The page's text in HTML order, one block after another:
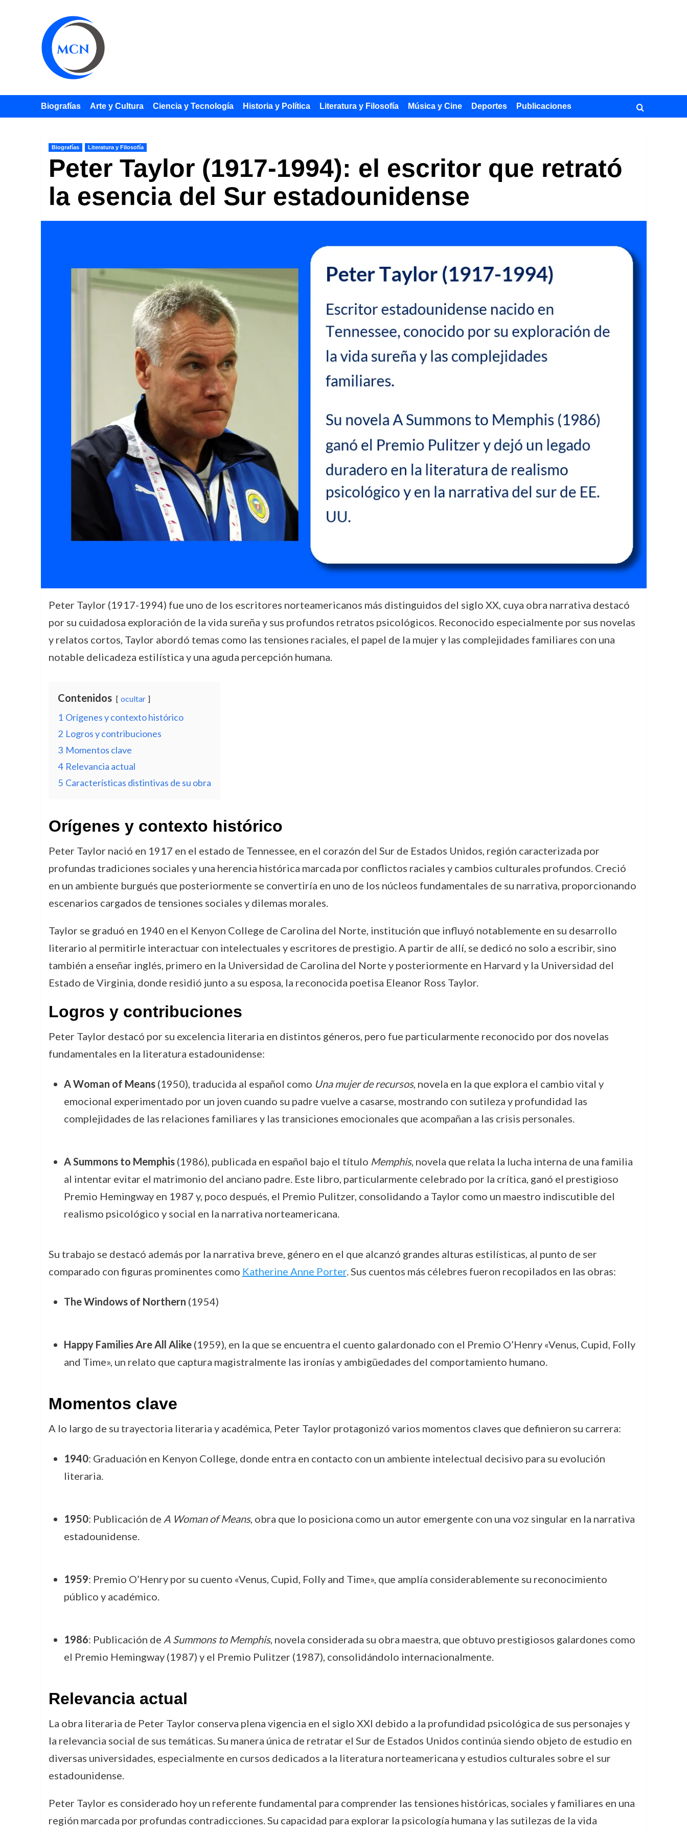
Biografías Arte y Cultura Ciencia y Tecnología Historia y Política Literatura y Filosofía Música y Cine Deportes Publicaciones
Biografías Literatura y Filosofía
Peter Taylor (1917-1994): el escritor que retrató
la esencia del Sur estadounidense
Peter Taylor (1917-1994) fue uno de los escritores norteamericanos más distinguidos del siglo XX, cuya obra narrativa destacó
por su cuidadosa exploración de la vida sureña y sus profundos retratos psicológicos. Reconocido especialmente por sus novelas
y relatos cortos, Taylor abordó temas como las tensiones raciales, el papel de la mujer y las complejidades familiares con una
notable delicadeza estilística y una aguda percepción humana.
Contenidos ocultar
1 Orígenes y contexto histórico
2 Logros y contribuciones
3 Momentos clave
4 Relevancia actual
5 Características distintivas de su obra
Orígenes y contexto histórico
Peter Taylor nació en 1917 en el estado de Tennessee, en el corazón del Sur de Estados Unidos, región caracterizada por
profundas tradiciones sociales y una herencia histórica marcada por conflictos raciales y cambios culturales profundos. Creció
en un ambiente burgués que posteriormente se convertiría en uno de los núcleos fundamentales de su narrativa, proporcionando
escenarios cargados de tensiones sociales y dilemas morales.
Taylor se graduó en 1940 en el Kenyon College de Carolina del Norte, institución que influyó notablemente en su desarrollo
literario al permitirle interactuar con intelectuales y escritores de prestigio. A partir de allí, se dedicó no solo a escribir, sino
también a enseñar inglés, primero en la Universidad de Carolina del Norte y posteriormente en Harvard y la Universidad del
Estado de Virginia, donde residió junto a su esposa, la reconocida poetisa Eleanor Ross Taylor.
Logros y contribuciones
Peter Taylor destacó por su excelencia literaria en distintos géneros, pero fue particularmente reconocido por dos novelas
fundamentales en la literatura estadounidense:
A Woman of Means(1950), traducida al español como Una mujer de recursos, novela en la que explora el cambio vital y
emocional experimentado por un joven cuando su padre vuelve a casarse, mostrando con sutileza y profundidad las
complejidades de las relaciones familiares y las transiciones emocionales que acompañan a las crisis personales.
A Summons to Memphis(1986), publicada en español bajo el título Memphis, novela que relata la lucha interna de una familia
al intentar evitar el matrimonio del anciano padre. Este libro, particularmente celebrado por la crítica, ganó el prestigioso
Premio Hemingway en 1987 y, poco después, el Premio Pulitzer, consolidando a Taylor como un maestro indiscutible del
realismo psicológico y social en la narrativa norteamericana.
Su trabajo se destacó además por la narrativa breve, género en el que alcanzó grandes alturas estilísticas, al punto de ser
comparado con figuras prominentes como Katherine Anne Porter. Sus cuentos más célebres fueron recopilados en las obras:
The Windows of Northern (1954)
Happy Families Are All Alike(1959), en la que se encuentra el cuento galardonado con el Premio O’Henry «Venus, Cupid, Folly
and Time», un relato que captura magistralmente las ironías y ambigüedades del comportamiento humano.
Momentos clave
A lo largo de su trayectoria literaria y académica, Peter Taylor protagonizó varios momentos claves que definieron su carrera:
1940: Graduación en Kenyon College, donde entra en contacto con un ambiente intelectual decisivo para su evolución
literaria.
1950: Publicación de A Woman of Means, obra que lo posiciona como un autor emergente con una voz singular en la narrativa
estadounidense.
1959: Premio O’Henry por su cuento «Venus, Cupid, Folly and Time», que amplía considerablemente su reconocimiento
público y académico.
1986: Publicación de A Summons to Memphis, novela considerada su obra maestra, que obtuvo prestigiosos galardones como
el Premio Hemingway (1987) y el Premio Pulitzer (1987), consolidándolo internacionalmente.
Relevancia actual
La obra literaria de Peter Taylor conserva plena vigencia en el siglo XXI debido a la profundidad psicológica de sus personajes y
la relevancia social de sus temáticas. Su manera única de retratar el Sur de Estados Unidos continúa siendo objeto de estudio en
diversas universidades, especialmente en cursos dedicados a la literatura norteamericana y estudios culturales sobre el sur
estadounidense.
Peter Taylor es considerado hoy un referente fundamental para comprender las tensiones históricas, sociales y familiares en una
región marcada por profundas contradicciones. Su capacidad para explorar la psicología humana y las sutilezas de la vida